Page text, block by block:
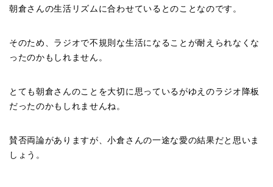
朝倉さんの生活リズムに合わせているとのことなのです。
そのため、ラジオで不規則な生活になることが耐えられなくな
ったのかもしれません。
とても朝倉さんのことを大切に思っているがゆえのラジオ降板
だったのかもしれませんね。
賛否両論がありますが、小倉さんの一途な愛の結果だと思いま
しょう。